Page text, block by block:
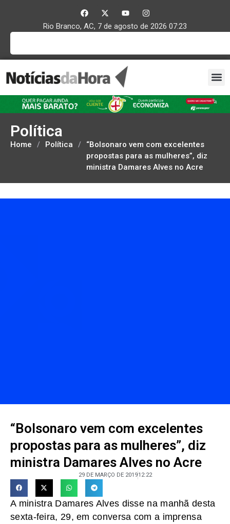
Rio Branco, AC, 7 de agosto de 2026 07:23
Política
Home / Política /
“Bolsonaro vem com excelentes
propostas para as mulheres”, diz
ministra Damares Alves no Acre
“Bolsonaro vem com excelentes
propostas para as mulheres”, diz
ministra Damares Alves no Acre
29 DE MARÇO DE 201912:22
A ministra Damares Alves disse na manhã desta
sexta-feira, 29, em conversa com a imprensa